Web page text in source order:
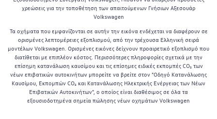
χρεώσεις για την τοποθέτηση των απαιτούμενων Γνήσιων Αξεσουάρ
Volkswagen
Τα οχήματα που εμφανίζονται σε αυτήν την εικόνα ενδέχεται να διαφέρουν σε
ορισμένες λεπτομέρειες εξοπλισμού, από την τρέχουσα Ελληνική σειρά
μοντέλων Volkswagen. Ορισμένες εικόνες δείχνουν προαιρετικό εξοπλισμό που
διατίθεται με επιπλέον κόστος. Περισσότερες πληροφορίες σχετικά με την
επίσημη κατανάλωση καυσίμου και τις επίσημες ειδικές εκπομπές CO₂ των
νέων επιβατικών αυτοκινήτων μπορείτε να βρείτε στον "Οδηγό Κατανάλωσης
Καυσίμου, Εκπομπών CO₂ και Κατανάλωσης Ηλεκτρικής Ενέργειας των Νέων
Επιβατικών Αυτοκινήτων", ο οποίος είναι διαθέσιμος σε όλα τα
εξουσιοδοτημένα σημεία πώλησης νέων οχημάτων Volkswagen